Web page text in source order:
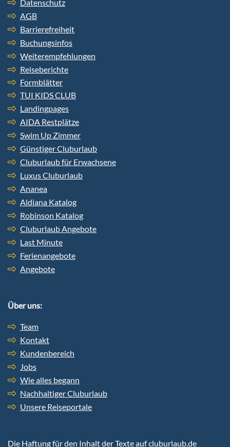
Datenschutz
AGB
Barrierefreiheit
Buchungsinfos
Weiterempfehlungen
Reiseberichte
Formblätter
TUI KIDS CLUB
Landingpages
AIDA Restplätze
Swim Up Zimmer
Günstiger Cluburlaub
Cluburlaub für Erwachsene
Luxus Cluburlaub
Ananea
Aldiana Katalog
Robinson Katalog
Cluburlaub Angebote
Last Minute
Ferienangebote
Angebote
Über uns:
Team
Kontakt
Kundenbereich
Jobs
Wie alles begann
Nachhaltiger Cluburlaub
Unsere Reiseportale
Die Haftung für den Inhalt der Texte auf cluburlaub.de